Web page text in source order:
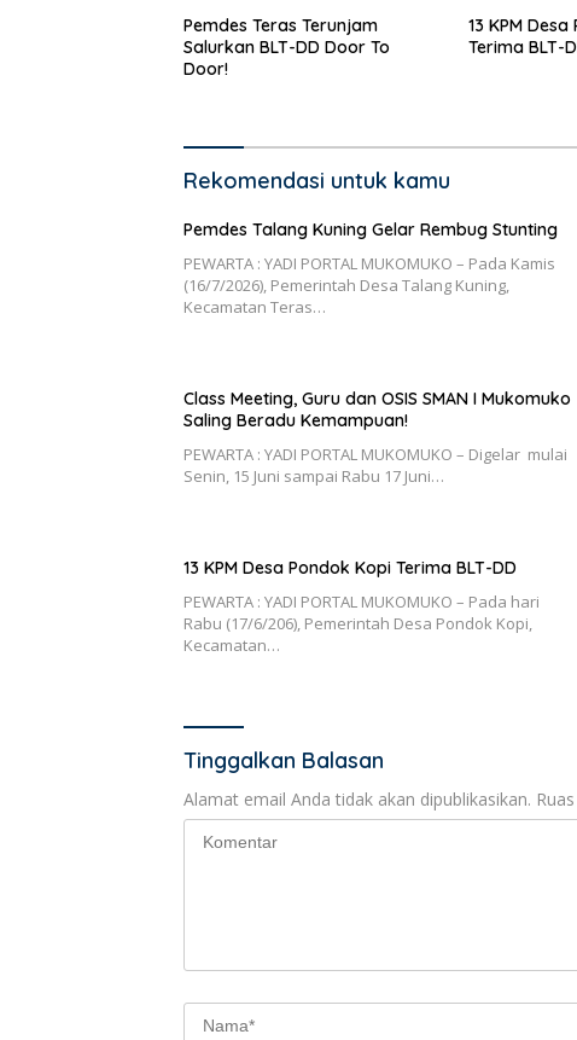
Pemdes Teras Terunjam
Salurkan BLT-DD Door To
Door!
13 KPM
Terima BLT-
Rekomendasi untuk kamu
Pemdes Talang Kuning Gelar Rembug Stunting
PEWARTA : YADI PORTAL MUKOMUKO – Pada Kamis
(16/7/2026), Pemerintah Desa Talang Kuning,
Kecamatan Teras…
Class Meeting, Guru dan OSIS SMAN I Mukomuko
Saling Beradu Kemampuan!
PEWARTA : YADI PORTAL MUKOMUKO – Digelar mulai
Senin, 15 Juni sampai Rabu 17 Juni…
13 KPM Desa Pondok Kopi Terima BLT-DD
PEWARTA : YADI PORTAL MUKOMUKO – Pada hari
Rabu (17/6/206), Pemerintah Desa Pondok Kopi,
Kecamatan…
Tinggalkan Balasan
Alamat email Anda tidak akan dipublikasikan.